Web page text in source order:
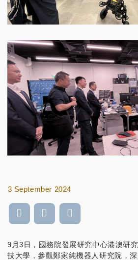
3 September 2024
9月3日，國務院發展研究中心港澳研
技大學，參觀鄭家純機器人研究院，